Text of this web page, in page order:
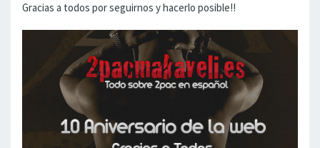
Gracias a todos por seguirnos y hacerlo posible!!